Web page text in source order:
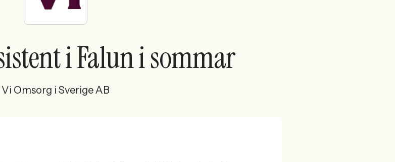
i Falun i sommar
Vi Omsorg i Sverige AB